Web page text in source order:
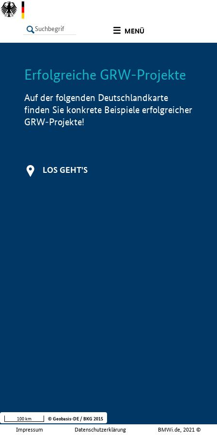
MENÜ
LISTE Info
Erfolgreiche GRW-Projekte
Auf der folgenden Deutschlandkarte
finden Sie konkrete Beispiele erfolgreicher
GRW-Projekte!
LOS GEHT'S
Impressum Datenschutzerklärung BMWi.de, 2021 ©
100 km © Geobasis-DE / BKG 2015